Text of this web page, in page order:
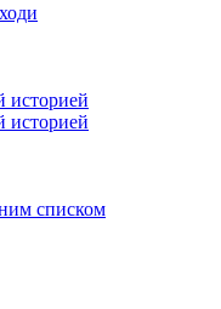
историей
историей
списком